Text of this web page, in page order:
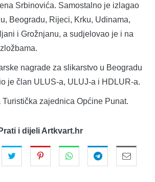
Srbinovića. Samostalno je izlagao
Beogradu, Rijeci, Krku, Udinama,
i Grožnjanu, a sudjelovao je i na
nagrade za slikarstvo u Beogradu
je član ULUS-a, ULUJ-a i HDLUR-a.
Turistička zajednica Općine Punat.
Prati i dijeli Artkvart.hr